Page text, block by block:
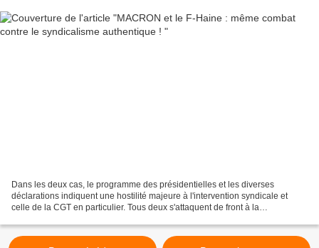
Dans les deux cas, le programme des présidentielles et les diverses
déclarations indiquent une hostilité majeure à l'intervention syndicale et
celle de la CGT en particulier. Tous deux s'attaquent de front à la